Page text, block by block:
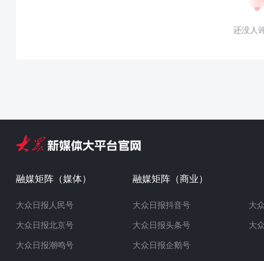
还没人
融媒矩阵（媒体）
大众日报人民号
大众日报北京号
大众日报潮鸣号
融媒矩阵（商业）
大众日报抖音号
大众日报头条号
大众日报企鹅号
大
大